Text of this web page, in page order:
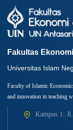
Fakultas
Universitas Islam
Faculty of Islamic
and innovation in teaching
Kampus 1: